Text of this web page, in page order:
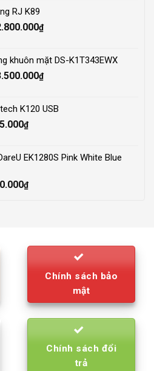
RJ K89
₫Current
2.800.000₫.
khuôn mặt DS-K1T343EWX
₫Current
3.500.000₫.
K120 USB
₫Current
195.000₫.
EK1280S Pink White Blue
₫Current
Chính sách bảo
mật
Chính sách đổi
trả